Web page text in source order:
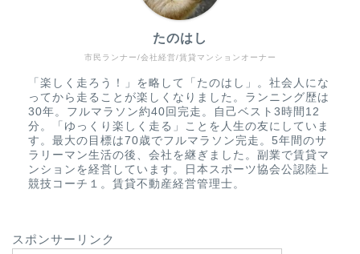
市民ランナー/会社経営/賃貸マンションオーナー
たのはし
「楽しく走ろう！」を略して「たのはし」。社会人にな
ってから走ることが楽しくなりました。ランニング歴は
30年。フルマラソン約40回完走。自己ベスト3時間12
分。「ゆっくり楽しく走る」ことを人生の友にしていま
す。最大の目標は70歳でフルマラソン完走。5年間のサ
ラリーマン生活の後、会社を継ぎました。副業で賃貸マ
ンションを経営しています。日本スポーツ協会公認陸上
競技コーチ１。賃貸不動産経営管理士。
スポンサーリンク